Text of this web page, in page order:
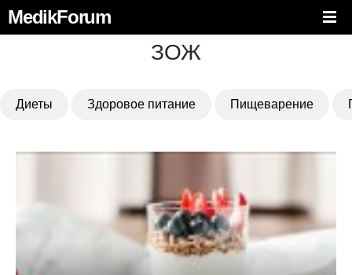
MedikForum
ЗОЖ
Диеты Здоровое питание Пищеварение